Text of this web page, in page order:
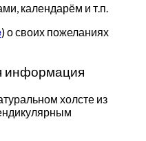
календарём и т.п.
) о своих пожеланиях
информация
холсте из